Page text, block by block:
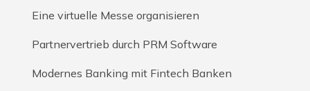
Eine virtuelle Messe organisieren
Partnervertrieb durch PRM Software
Modernes Banking mit Fintech Banken